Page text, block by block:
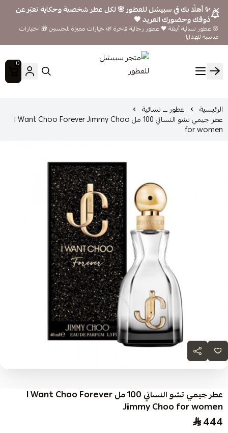
✨ أهلًا بك في سبيشل للعطور 🌸 لكل عطر شخصية وحكاية تعبّر عن
ذوقك وحضورك الفريد 🖤
🌸 عطور نسائية أنيقة 🖤 عطور رجالية فاخرة 🌿 خيارات مميزة للجنسين 🎁 اختيارات
مناسبة للهدايا
متجر سبيشل للعطور
0
الرئيسية عطور ـــ نسائية
عطر جيمي تشو النسائي 100 مل I Want Choo Forever Jimmy Choo
for women
عطر جيمي تشو النسائي 100 مل I Want Choo Forever
Jimmy Choo for women
444